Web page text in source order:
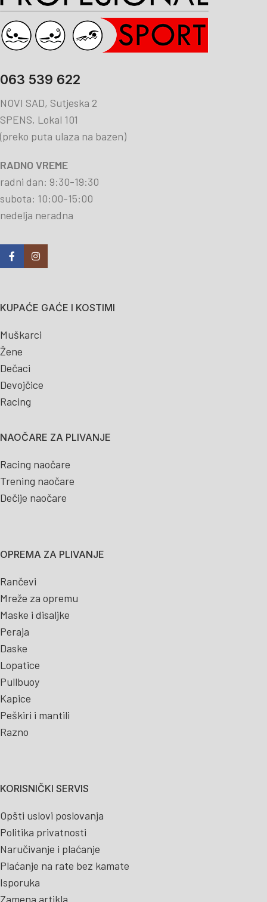
063 539 622
NOVI SAD, Sutjeska 2
SPENS, Lokal 101
(preko puta ulaza na bazen)
RADNO VREME
radni dan: 9:30-19:30
subota: 10:00-15:00
nedelja neradna
KUPAĆE GAĆE I KOSTIMI
Muškarci
Žene
Dečaci
Devojčice
Racing
NAOČARE ZA PLIVANJE
Racing naočare
Trening naočare
Dečije naočare
OPREMA ZA PLIVANJE
Rančevi
Mreže za opremu
Maske i disaljke
Peraja
Daske
Lopatice
Pullbuoy
Kapice
Peškiri i mantili
Razno
KORISNIČKI SERVIS
Opšti uslovi poslovanja
Politika privatnosti
Naručivanje i plaćanje
Plaćanje na rate bez kamate
Isporuka
Zamena artikla